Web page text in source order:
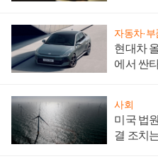
자동차·부
현대차
에서 싼
사회
미국 법
결 조치